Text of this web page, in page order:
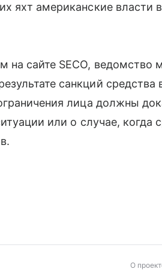
яхт американские власти
на сайте SECO, ведомство
санкций средства
лица должны
или о случае, когда
О